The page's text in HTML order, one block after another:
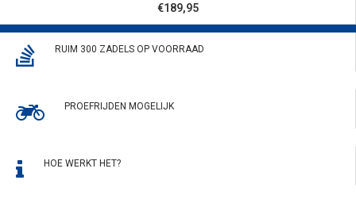
€189,95
RUIM 300 ZADELS OP VOORRAAD
PROEFRIJDEN MOGELIJK
HOE WERKT HET?